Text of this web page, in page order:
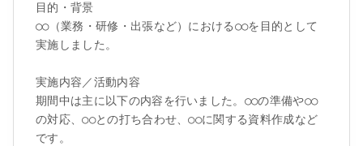
目的・背景
○○（業務・研修・出張など）における○○を目的として
実施しました。
実施内容／活動内容
期間中は主に以下の内容を行いました。○○の準備や○○
の対応、○○との打ち合わせ、○○に関する資料作成など
です。